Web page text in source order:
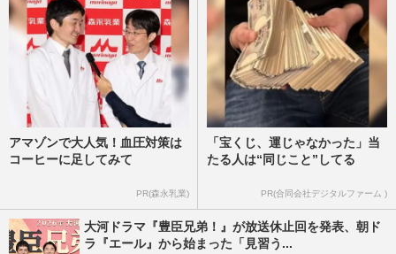
週刊女性PRIME 2026/7/25
アマゾンで大人気！血圧対策は
コーヒーに足してみて
PR(森永乳業)
「宝くじ、運じゃなかった」当
たる人は“同じこと”してる
PR(合同会社デジタルファーム )
大河ドラマ『豊臣兄弟！』が放送休止回を発表、朝ド
ラ『エール』から始まった「見習う...